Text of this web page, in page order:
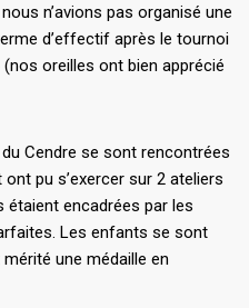
n’avions pas organisé une
d’effectif après le tournoi
oreilles ont bien apprécié
Cendre se sont rencontrées
pu s’exercer sur 2 ateliers
encadrées par les
Les enfants se sont
une médaille en